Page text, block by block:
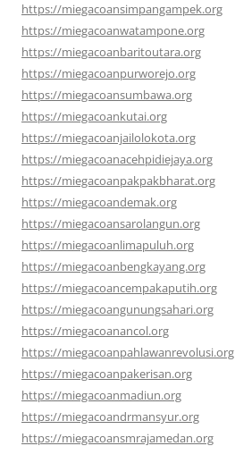
https://miegacoansimpangampek.org
https://miegacoanwatampone.org
https://miegacoanbaritoutara.org
https://miegacoanpurworejo.org
https://miegacoansumbawa.org
https://miegacoankutai.org
https://miegacoanjailolokota.org
https://miegacoanacehpidiejaya.org
https://miegacoanpakpakbharat.org
https://miegacoandemak.org
https://miegacoansarolangun.org
https://miegacoanlimapuluh.org
https://miegacoanbengkayang.org
https://miegacoancempakaputih.org
https://miegacoangunungsahari.org
https://miegacoanancol.org
https://miegacoanpahlawanrevolusi.org
https://miegacoanpakerisan.org
https://miegacoanmadiun.org
https://miegacoandrmansyur.org
https://miegacoansmrajamedan.org